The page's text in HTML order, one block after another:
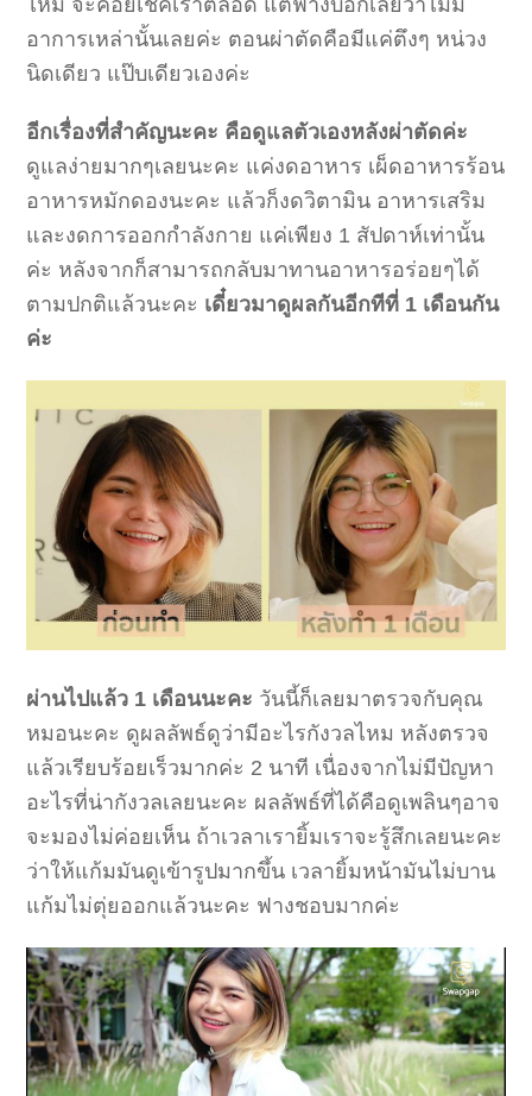
ไหม จะคอยเช็คเราตลอด แต่ฟางบอกเลยว่าไม่มี
อาการเหล่านั้นเลยค่ะ ตอนผ่าตัดคือมีแค่ตึงๆ หน่วง
นิดเดียว แป๊บเดียวเองค่ะ
อีกเรื่องที่สำคัญนะคะ คือดูแลตัวเองหลังผ่าตัดค่ะ
ดูแลง่ายมากๆเลยนะคะ แค่งดอาหาร เผ็ดอาหารร้อน
อาหารหมักดองนะคะ แล้วก็งดวิตามิน อาหารเสริม
และงดการออกกำลังกาย แค่เพียง 1 สัปดาห์เท่านั้น
ค่ะ หลังจากก็สามารถกลับมาทานอาหารอร่อยๆได้
ตามปกติแล้วนะคะ เดี๋ยวมาดูผลกันอีกทีที่ 1 เดือนกัน
ค่ะ
ผ่านไปแล้ว 1 เดือนนะคะ วันนี้ก็เลยมาตรวจกับคุณ
หมอนะคะ ดูผลลัพธ์ดูว่ามีอะไรกังวลไหม หลังตรวจ
แล้วเรียบร้อยเร็วมากค่ะ 2 นาที เนื่องจากไม่มีปัญหา
อะไรที่น่ากังวลเลยนะคะ ผลลัพธ์ที่ได้คือดูเพลินๆอาจ
จะมองไม่ค่อยเห็น ถ้าเวลาเรายิ้มเราจะรู้สึกเลยนะคะ
ว่าให้แก้มมันดูเข้ารูปมากขึ้น เวลายิ้มหน้ามันไม่บาน
แก้มไม่ตุ่ยออกแล้วนะคะ ฟางชอบมากค่ะ